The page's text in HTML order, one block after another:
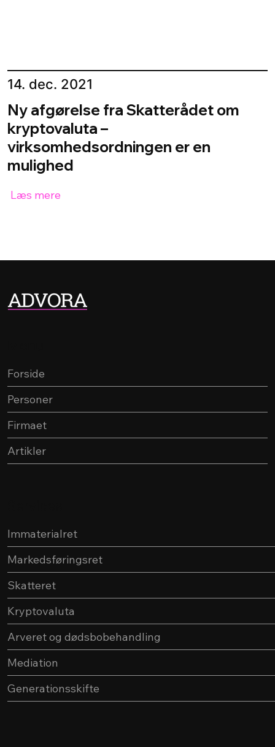
14. dec. 2021
Ny afgørelse fra Skatterådet om
kryptovaluta –
virksomhedsordningen er en
mulighed
Læs mere
Artikler
Firmaet
Personer
Forside
Immaterialret
Markedsføringsret
Skatteret
Kryptovaluta
Mediation
Arveret og dødsbobehandling
Generationsskifte